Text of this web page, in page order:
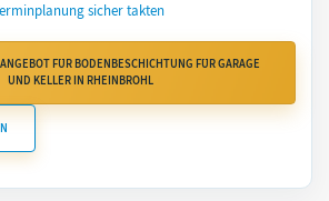
sicher takten
FÜR BODENBESCHICHTUNG FÜR GARAGE
UND KELLER IN RHEINBROHL